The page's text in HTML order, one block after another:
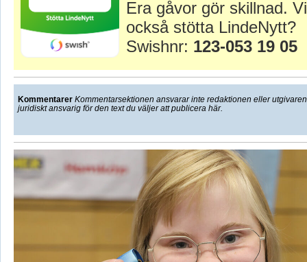
Era gåvor gör skillnad.
också stötta LindeNytt?
Swishnr: 123-053 19 05
Kommentarer Kommentarsektionen ansvarar inte redaktionen eller
juridiskt ansvarig för den text du väljer att publicera här.